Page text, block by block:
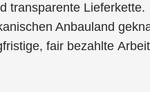
transparente Lieferkette.
Anbauland
fair bezahlte